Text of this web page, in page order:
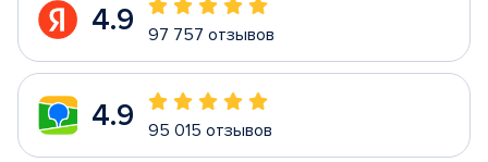
4.9 97 757 отзывов
4.9 95 015 отзывов